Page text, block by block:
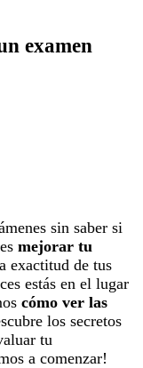
examen
sin saber si
mejorar tu
exactitud de tus
estás en el lugar
cómo ver las
los secretos
tu
a comenzar!